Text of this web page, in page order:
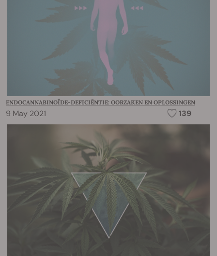
ENDOCANNABINOÏDE-DEFICIËNTIE: OORZAKEN EN OPLOSSINGEN
9 May 2021 139